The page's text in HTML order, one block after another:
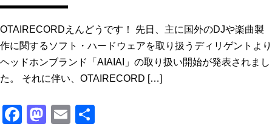
OTAIRECORDえんどうです！ 先日、主に国外のDJや楽曲製
作に関するソフト・ハードウェアを取り扱うディリゲントより
ヘッドホンブランド「AIAIAI」の取り扱い開始が発表されまし
た。 それに伴い、OTAIRECORD […]
F M E